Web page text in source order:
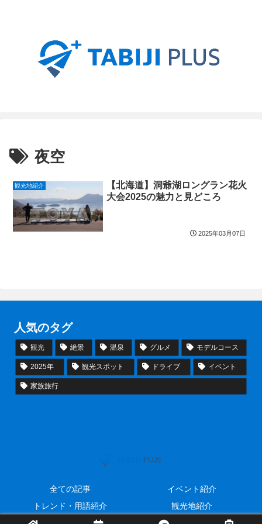
夜空
観光地紹介
【北海道】洞爺湖ロングラン花火
大会2025の魅力と見どころ
2025年03月07日
人気のタグ
観光 絶景 温泉 グルメ モデルコース
2025年 観光スポット ドライブ イベント
家族旅行
全ての記事
イベント紹介
トレンド・用語紹介
観光地紹介